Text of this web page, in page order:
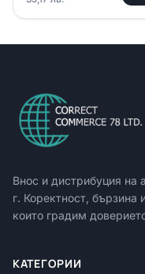
Внос и дистрибуция на
г. Коректност,
които градим
КАТЕГОРИИ